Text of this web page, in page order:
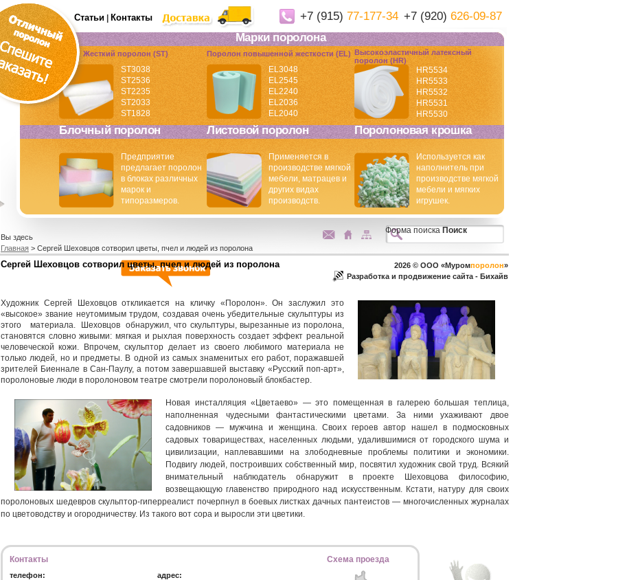
Статьи Контакты +7 (915) 77-177-34 +7 (920) 626-09-87
Марки поролона
Жесткий поролон (ST)
ST3038
ST2536
ST2235
ST2033
ST1828
Поролон повышенной жесткости (EL)
EL3048
EL2545
EL2240
EL2036
EL2040
Высокоэластичный латексный
поролон (HR)
HR5534
HR5533
HR5532
HR5531
HR5530
Блочный поролон
Предприятие
предлагает поролон
в блоках различных
марок и
типоразмеров.
Листовой поролон
Применяется в
производстве мягкой
мебели, матрацев и
других видах
производств.
Поролоновая крошка
Используется как
наполнитель при
производстве мягкой
мебели и мягких
игрушек.
Форма поиска Поиск
Вы здесь
Главная > Сергей Шеховцов сотворил цветы, пчел и людей из поролона
Сергей Шеховцов сотворил цветы, пчел и людей из поролона
Художник Сергей Шеховцов откликается на кличку «Поролон». Он заслужил это
«высокое» звание неутомимым трудом, создавая очень убедительные скульптуры из
этого материала. Шеховцов обнаружил, что скульптуры, вырезанные из поролона,
становятся словно живыми: мягкая и рыхлая поверхность создает эффект реальной
человеческой кожи. Впрочем, скульптор делает из своего любимого материала не
только людей, но и предметы. В одной из самых знаменитых его работ, поражавшей
зрителей Биеннале в Сан-Паулу, а потом завершавшей выставку «Русский поп-арт»,
поролоновые люди в поролоновом театре смотрели поролоновый блокбастер.
Новая инсталляция «Цветаево» — это помещенная в галерею большая теплица,
наполненная чудесными фантастическими цветами. За ними ухаживают двое
садовников — мужчина и женщина. Своих героев автор нашел в подмосковных
садовых товариществах, населенных людьми, удалившимися от городского шума и
цивилизации, наплевавшими на злободневные проблемы политики и экономики.
Подвигу людей, построивших собственный мир, посвятил художник свой труд. Всякий
внимательный наблюдатель обнаружит в проекте Шеховцова философию,
возвещающую главенство природного над искусственным. Кстати, натуру для своих
поролоновых шедевров скульптор-гиперреалист почерпнул в боевых листках дачных пантеистов — многочисленных журналах
по цветоводству и огородничеству. Из такого вот сора и выросли эти цветики.
Контакты
телефон:
адрес:
Схема проезда
2026 © ООО «Муромпоролон»
Разработка и продвижение сайта - Бихайв